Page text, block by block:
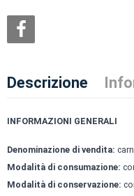
Descrizione
INFORMAZIONI GENERALI
Denominazione di vendita:
Modalità di consumazione:
Modalità di conservazione: